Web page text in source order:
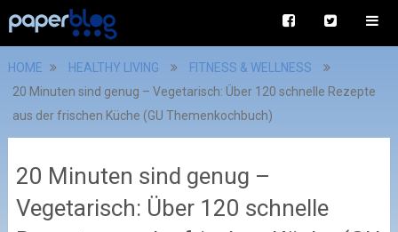
HOME HEALTHY LIVING
FITNESS & WELLNESS
20 Minuten sind genug – Vegetarisch: Über 120 schnelle Rezepte
aus der frischen Küche (GU Themenkochbuch)
20 Minuten sind genug –
Vegetarisch: Über 120 schnelle